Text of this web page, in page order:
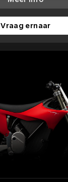
Vraag ernaar